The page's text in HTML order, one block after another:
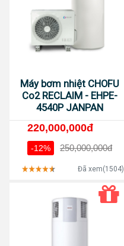
Máy bơm nhiệt CHOFU
Co2 RECLAIM - EHPE-
4540P JANPAN
220,000,000đ
-12% 250,000,000đ
Đã xem(1504)